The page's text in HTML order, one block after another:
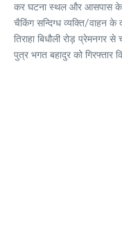
कर घटना स्थल और आसपास के
चैकिंग सन्दिग्ध व्यक्ति/वाहन
तिराहा बिधौली रोड़ प्रेमनगर
पुत्र भगत बहादुर को गिरफ्तार